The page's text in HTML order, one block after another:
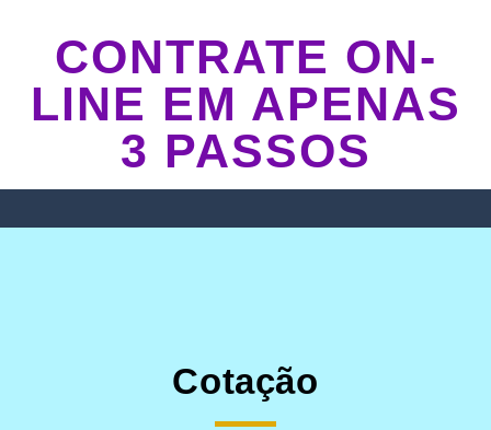
CONTRATE ON-
LINE EM APENAS
3 PASSOS
Cotação